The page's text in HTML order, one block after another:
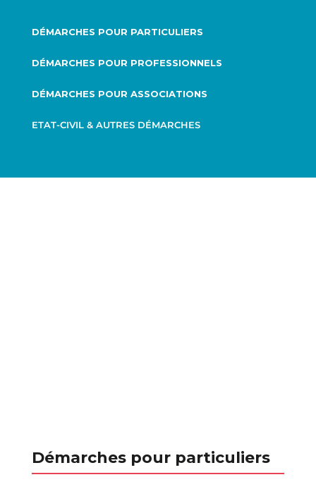
DÉMARCHES POUR PARTICULIERS
DÉMARCHES POUR PROFESSIONNELS
DÉMARCHES POUR ASSOCIATIONS
ETAT-CIVIL & AUTRES DÉMARCHES
Démarches pour particuliers